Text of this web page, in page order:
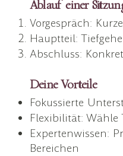
Ablauf einer
Vorgespräch:
Hauptteil:
Abschluss:
Deine Vorteile
Fokussierte
Flexibilität:
Expertenwissen:
Bereichen